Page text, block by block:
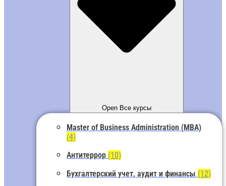
Open Все курсы
Master of Business Administration (MBA)
(4)
Антитеррор (10)
Бухгалтерский учет, аудит и финансы (12)